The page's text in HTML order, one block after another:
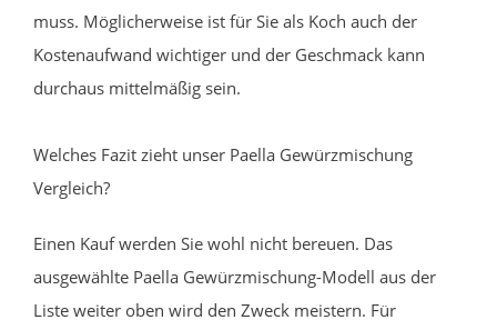
muss. Möglicherweise ist für Sie als Koch auch der
Kostenaufwand wichtiger und der Geschmack kann
durchaus mittelmäßig sein.
Welches Fazit zieht unser Paella Gewürzmischung
Vergleich?
Einen Kauf werden Sie wohl nicht bereuen. Das
ausgewählte Paella Gewürzmischung-Modell aus der
Liste weiter oben wird den Zweck meistern. Für